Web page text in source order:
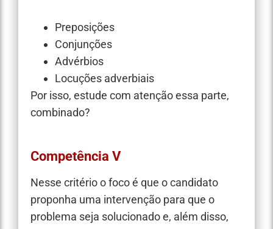
Preposições
Conjunções
Advérbios
Locuções adverbiais
Por isso, estude com atenção essa parte,
combinado?
Competência V
Nesse critério o foco é que o candidato
proponha uma intervenção para que o
problema seja solucionado e, além disso,